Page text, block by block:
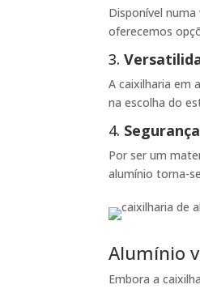
Disponível
oferecemos
3.
A caixilharia em
na escolha do
4. Segurança
Por ser um
alumínio torna-
Alumínio
Embora a